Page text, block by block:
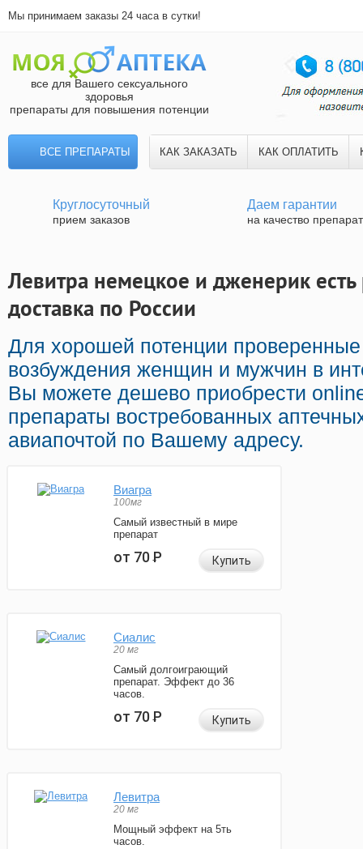
Мы принимаем заказы 24 часа в сутки!
все для Вашего сексуального
здоровья
препараты для повышения потенции
ВСЕ ПРЕПАРАТЫ КАК ЗАКАЗАТЬ КАК ОПЛАТИТЬ
Круглосуточный
прием заказов
Даем гарантии
на качество
Левитра немецкое и дженерик есть
доставка по России
Для хорошей потенции
возбуждения женщин и мужчин в
Вы можете дешево приобрести
препараты востребованных
авиапочтой по Вашему адресу.
Виагра
100мг
Самый известный в мире
препарат
от 70Р Купить
Сиалис
20 мг
Самый долгоиграющий
препарат. Эффект до 36
часов.
от 70Р Купить
Левитра
20 мг
Мощный эффект на 5ть
часов.